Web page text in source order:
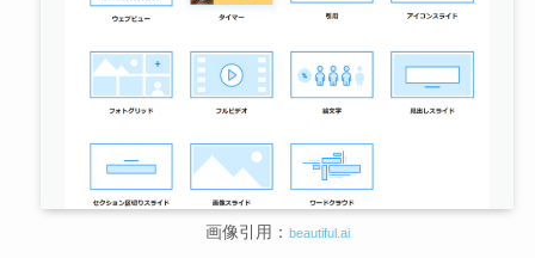
画像引用： beautiful.ai